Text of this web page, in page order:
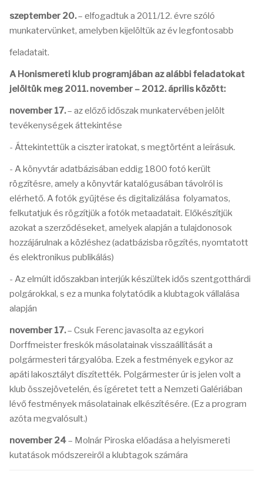
szeptember 20.– elfogadtuk a 2011/12. évre szóló
munkatervünket, amelyben kijelöltük az év legfontosabb
feladatait.
A Honismereti klub programjában az alábbi feladatokat
jelöltük meg 2011. november – 2012. április között:
november 17.– az előző időszak munkatervében jelölt
tevékenységek áttekintése
- Áttekintettük a ciszter iratokat, s megtörtént a leírásuk.
- A könyvtár adatbázisában eddig 1800 fotó került
rögzítésre, amely a könyvtár katalógusában távolról is
elérhető. A fotók gyűjtése és digitalizálása folyamatos,
felkutatjuk és rögzítjük a fotók metaadatait. Előkészítjük
azokat a szerződéseket, amelyek alapján a tulajdonosok
hozzájárulnak a közléshez (adatbázisba rögzítés, nyomtatott
és elektronikus publikálás)
- Az elmúlt időszakban interjúk készültek idős szentgotthárdi
polgárokkal, s ez a munka folytatódik a klubtagok vállalása
alapján
november 17.– Csuk Ferenc javasolta az egykori
Dorffmeister freskók másolatainak visszaállítását a
polgármesteri tárgyalóba. Ezek a festmények egykor az
apáti lakosztályt díszítették. Polgármester úr is jelen volt a
klub összejövetelén, és ígéretet tett a Nemzeti Galériában
lévő festmények másolatainak elkészítésére. (Ez a program
azóta megvalósult.)
november 24– Molnár Piroska előadása a helyismereti
kutatások módszereiről a klubtagok számára